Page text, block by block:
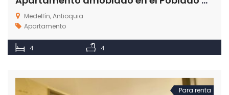
Medellín, Antioquia
Apartamento
4 4
Para renta